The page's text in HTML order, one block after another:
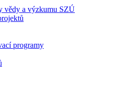
vědy a výzkumu SZÚ
programy